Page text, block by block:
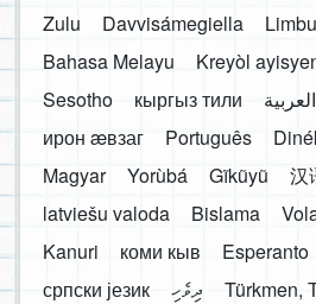
Zulu
Davvisámegiella
Bahasa Melayu
Kreyòl
Sesotho
кыргыз тили العربية
ирон æвзаг
Português
Magyar
Yorùbá Gĩkũyũ 汉
latviešu valoda
Bislama
Kanuri
коми кыв Esperanto
српски језик
ދިވެހި
Türkmen,